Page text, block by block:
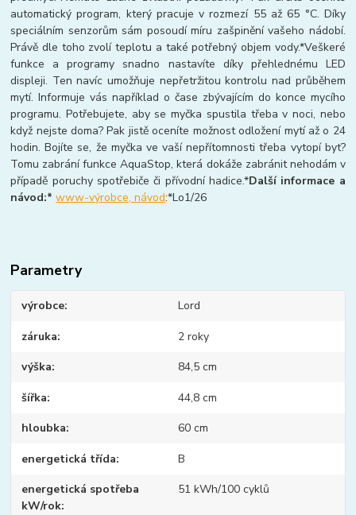
automatický program, který pracuje v rozmezí 55 až 65 °C. Díky
speciálním senzorům sám posoudí míru zašpinění vašeho nádobí.
Právě dle toho zvolí teplotu a také potřebný objem vody.*Veškeré
funkce a programy snadno nastavíte díky přehlednému LED
displeji. Ten navíc umožňuje nepřetržitou kontrolu nad průběhem
mytí. Informuje vás například o čase zbývajícím do konce mycího
programu. Potřebujete, aby se myčka spustila třeba v noci, nebo
když nejste doma? Pak jistě oceníte možnost odložení mytí až o 24
hodin. Bojíte se, že myčka ve vaší nepřítomnosti třeba vytopí byt?
Tomu zabrání funkce AquaStop, která dokáže zabránit nehodám v
případě poruchy spotřebiče či přívodní hadice.*Další informace a
návod:*www-výrobce, návod:*Lo1/26
Parametry
výrobce Lord
záruka 2 roky
výška 84,5 cm
šířka 44,8 cm
hloubka 60 cm
energetická třída B
energetická spotřeba
kW/rok
51 kWh/100 cyklů